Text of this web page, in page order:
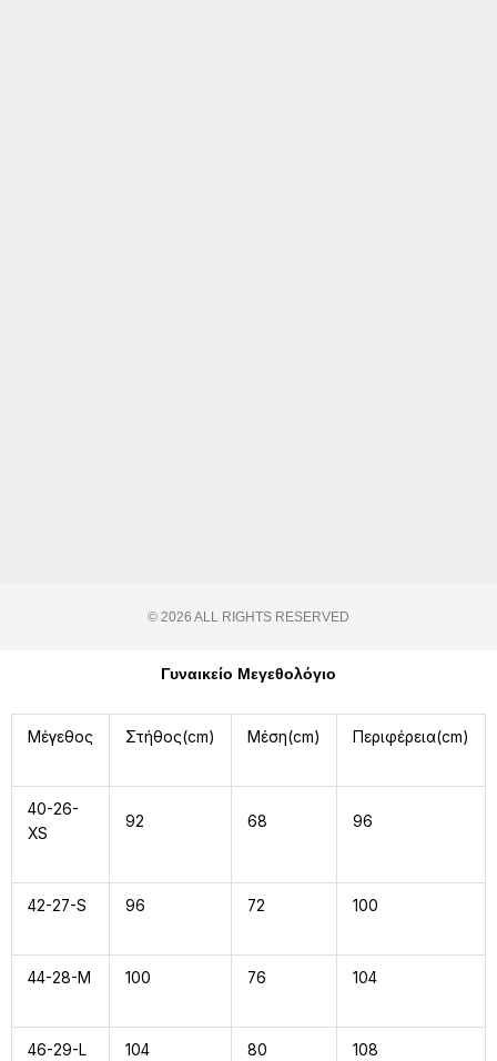
© 2026 ALL RIGHTS RESERVED​
Γυναικείο Μεγεθολόγιο
Μέγεθος Στήθος(cm) Μέση(cm) Περιφέρεια(cm)
40-26-
XS
92 68 96
42-27-S 96 72 100
44-28-M 100 76 104
46-29-L 104 80 108